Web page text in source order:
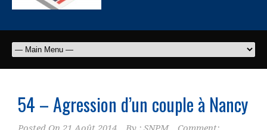
54 – Agression d’un couple à Nancy